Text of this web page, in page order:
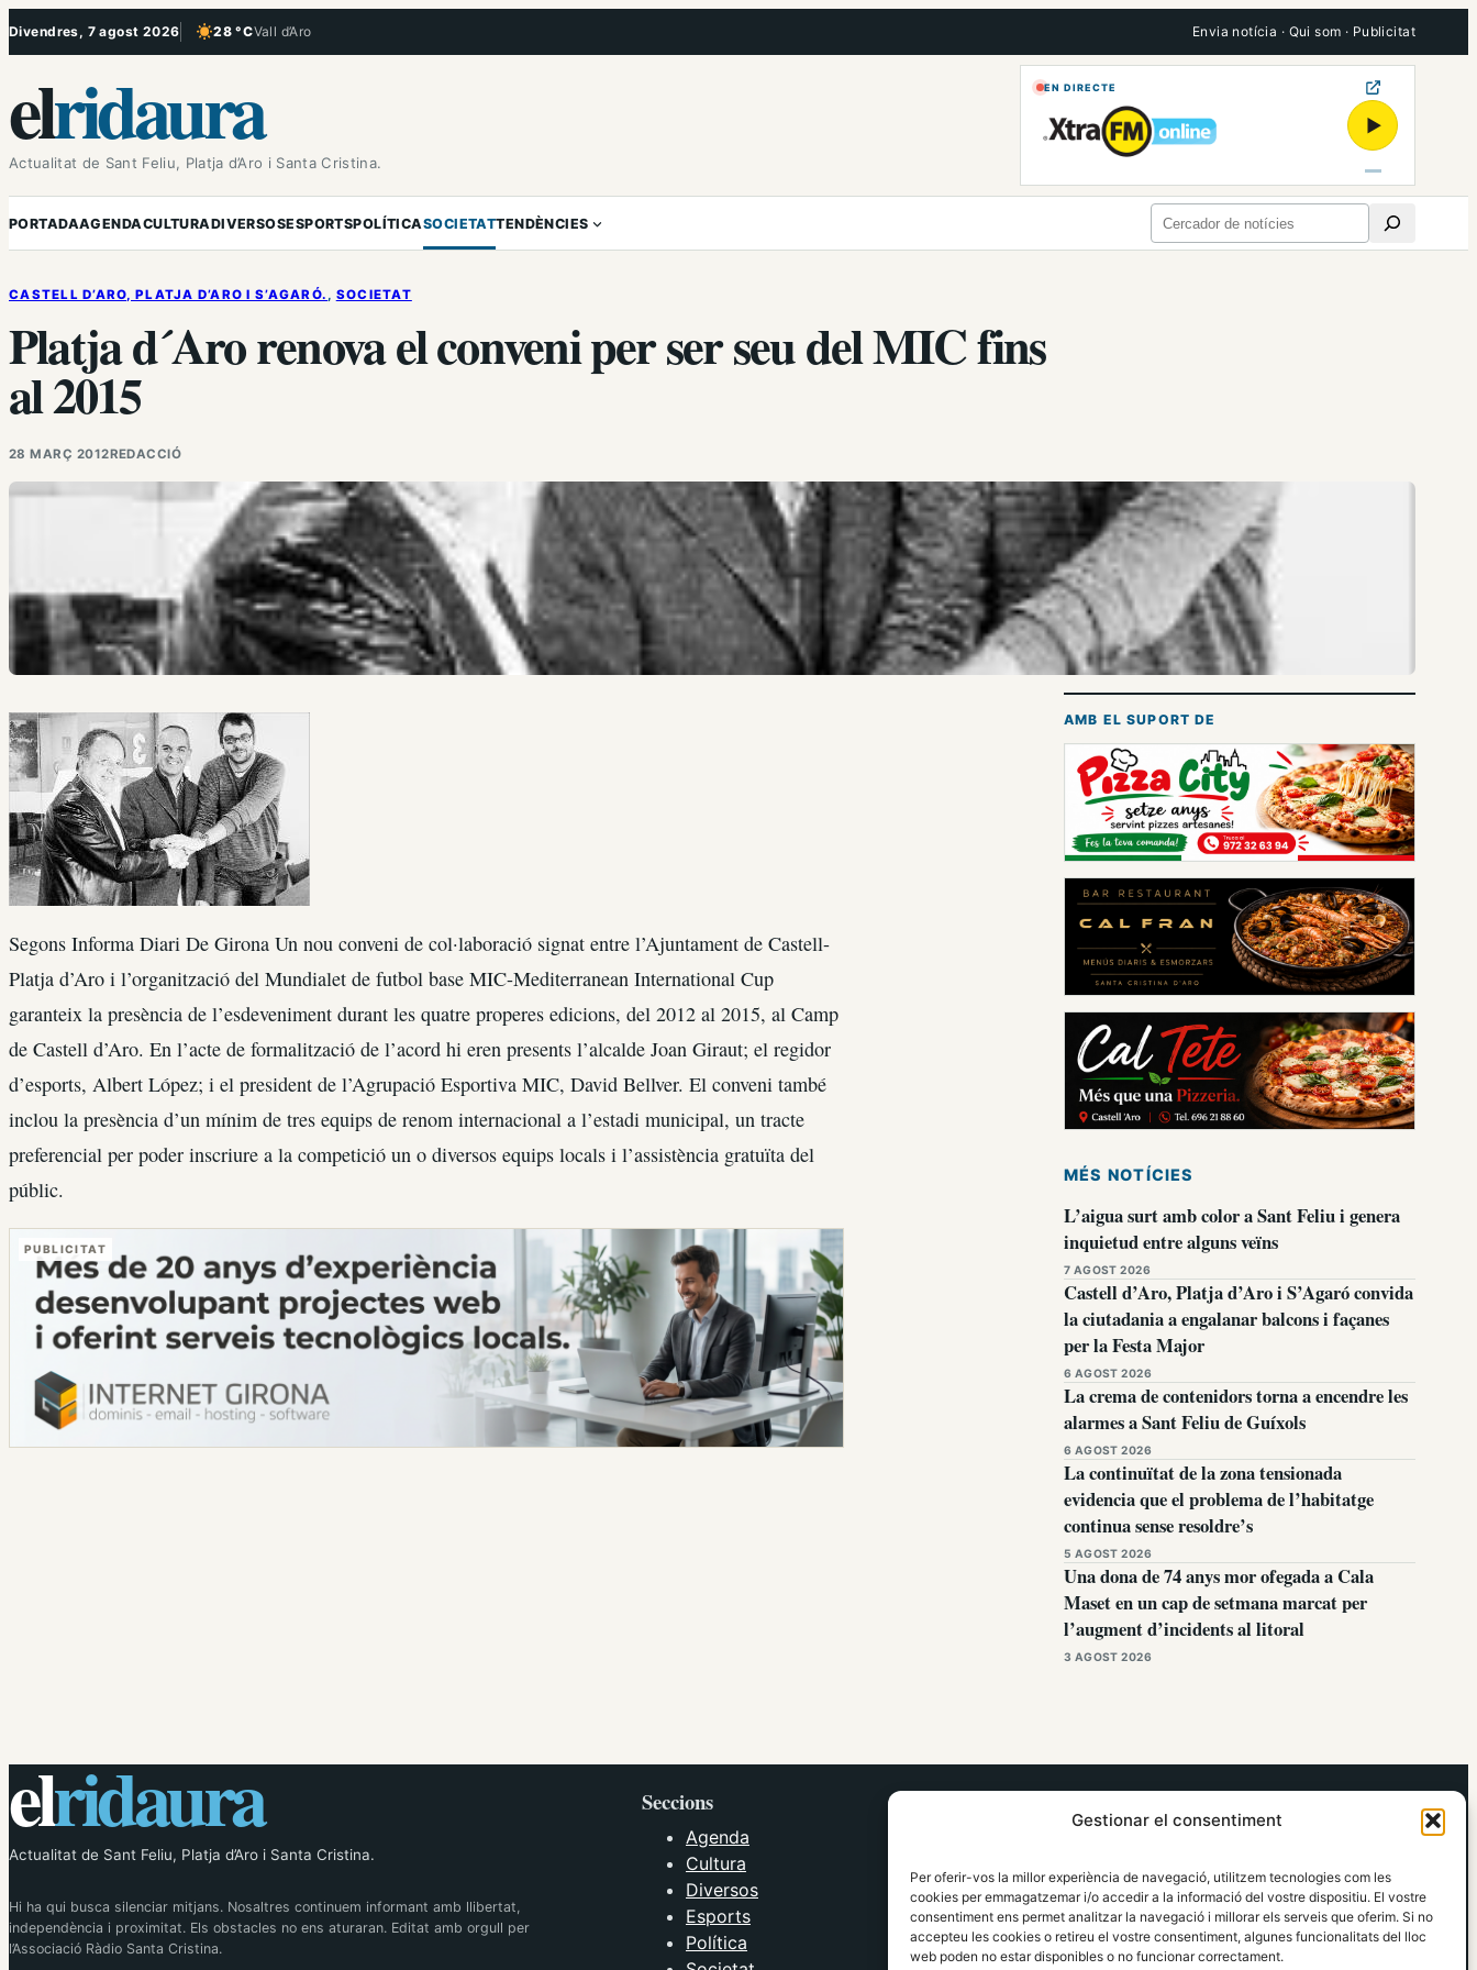
Gestionar el consentiment
Per oferir-vos la millor experiència de navegació, utilitzem tecnologies com les
cookies per emmagatzemar i/o accedir a la informació del vostre dispositiu. El vostre
consentiment ens permet analitzar la navegació i millorar els serveis que oferim. Si no
accepteu les cookies o retireu el vostre consentiment, algunes funcionalitats del lloc
web poden no estar disponibles o no funcionar correctament.
Vés
Divendres, 7 agost 2026 28 °CVall d’Aro
, Cel serè Envia notícia · Qui som · Publicitat
elridaura
Actualitat de Sant Feliu, Platja d’Aro i Santa Cristina.
EN DIRECTE
▶
PORTADAAGENDACULTURADIVERSOSESPORTSPOLÍTICASOCIETATTENDÈNCIES Cerca
CASTELL D’ARO, PLATJA D’ARO I S’AGARÓ. , SOCIETAT
Platja d´Aro renova el conveni per ser seu del MIC fins
al 2015
28 MARÇ 2012REDACCIÓ
Segons Informa Diari De Girona Un nou conveni de col·laboració signat entre l’Ajuntament de Castell-
Platja d’Aro i l’organització del Mundialet de futbol base MIC-Mediterranean International Cup
garanteix la presència de l’esdeveniment durant les quatre properes edicions, del 2012 al 2015, al Camp
de Castell d’Aro. En l’acte de formalització de l’acord hi eren presents l’alcalde Joan Giraut; el regidor
d’esports, Albert López; i el president de l’Agrupació Esportiva MIC, David Bellver. El conveni també
inclou la presència d’un mínim de tres equips de renom internacional a l’estadi municipal, un tracte
preferencial per poder inscriure a la competició un o diversos equips locals i l’assistència gratuïta del
públic.
PUBLICITAT
AMB EL SUPORT DE
MÉS NOTÍCIES
L’aigua surt amb color a Sant Feliu i genera
inquietud entre alguns veïns
7 AGOST 2026
Castell d’Aro, Platja d’Aro i S’Agaró convida
la ciutadania a engalanar balcons i façanes
per la Festa Major
6 AGOST 2026
La crema de contenidors torna a encendre les
alarmes a Sant Feliu de Guíxols
6 AGOST 2026
La continuïtat de la zona tensionada
evidencia que el problema de l’habitatge
continua sense resoldre’s
5 AGOST 2026
Una dona de 74 anys mor ofegada a Cala
Maset en un cap de setmana marcat per
l’augment d’incidents al litoral
3 AGOST 2026
elridaura
Actualitat de Sant Feliu, Platja d’Aro i Santa Cristina.
Hi ha qui busca silenciar mitjans. Nosaltres continuem informant amb llibertat,
independència i proximitat. Els obstacles no ens aturaran. Editat amb orgull per
l’Associació Ràdio Santa Cristina.
Seccions
Agenda
Cultura
Diversos
Esports
Política
elRidaura.com
Política de Cookies
Política Editorial